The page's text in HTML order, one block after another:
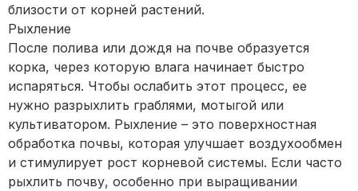
близости от корней растений.
Рыхление
После полива или дождя на почве образуется
корка, через которую влага начинает быстро
испаряться. Чтобы ослабить этот процесс, ее
нужно разрыхлить граблями, мотыгой или
культиватором. Рыхление – это поверхностная
обработка почвы, которая улучшает воздухообмен
и стимулирует рост корневой системы. Если часто
рыхлить почву, особенно при выращивании